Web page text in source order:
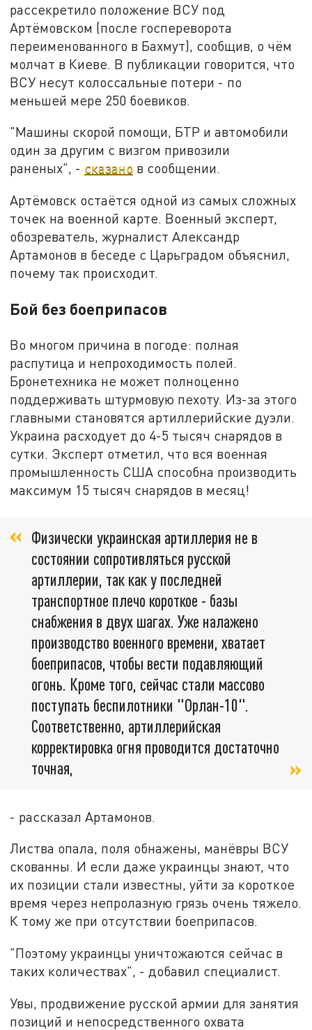
рассекретило положение ВСУ под
Артёмовском (после госпереворота
переименованного в Бахмут), сообщив, о чём
молчат в Киеве. В публикации говорится, что
ВСУ несут колоссальные потери - по
меньшей мере 250 боевиков.
"Машины скорой помощи, БТР и автомобили
один за другим с визгом привозили
раненых", - сказано в сообщении.
Артёмовск остаётся одной из самых сложных
точек на военной карте. Военный эксперт,
обозреватель, журналист Александр
Артамонов в беседе с Царьградом объяснил,
почему так происходит.
Бой без боеприпасов
Во многом причина в погоде: полная
распутица и непроходимость полей.
Бронетехника не может полноценно
поддерживать штурмовую пехоту. Из-за этого
главными становятся артиллерийские дуэли.
Украина расходует до 4-5 тысяч снарядов в
сутки. Эксперт отметил, что вся военная
промышленность США способна производить
максимум 15 тысяч снарядов в месяц!
Физически украинская артиллерия не в
состоянии сопротивляться русской
артиллерии, так как у последней
транспортное плечо короткое - базы
снабжения в двух шагах. Уже налажено
производство военного времени, хватает
боеприпасов, чтобы вести подавляющий
огонь. Кроме того, сейчас стали массово
поступать беспилотники "Орлан-10".
Соответственно, артиллерийская
корректировка огня проводится достаточно
точная,
- рассказал Артамонов.
Листва опала, поля обнажены, манёвры ВСУ
скованны. И если даже украинцы знают, что
их позиции стали известны, уйти за короткое
время через непролазную грязь очень тяжело.
К тому же при отсутствии боеприпасов.
"Поэтому украинцы уничтожаются сейчас в
таких количествах", - добавил специалист.
Увы, продвижение русской армии для занятия
позиций и непосредственного охвата